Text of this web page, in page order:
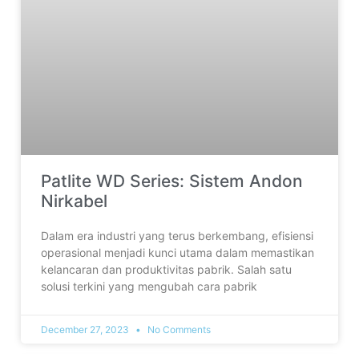
Patlite WD Series: Sistem Andon
Nirkabel
Dalam era industri yang terus berkembang, efisiensi
operasional menjadi kunci utama dalam memastikan
kelancaran dan produktivitas pabrik. Salah satu
solusi terkini yang mengubah cara pabrik
December 27, 2023 No Comments